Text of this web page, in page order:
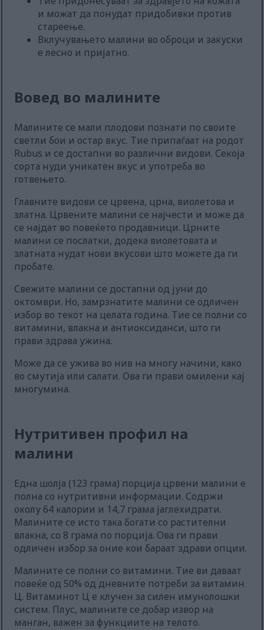
и можат да понудат придобивки против
стареење.
Вклучувањето малини во оброци и закуски
е лесно и пријатно.
Вовед во малините
Малините се мали плодови познати по своите
светли бои и остар вкус. Тие припаѓаат на родот
Rubus и се достапни во различни видови. Секоја
сорта нуди уникатен вкус и употреба во
готвењето.
Главните видови се црвена, црна, виолетова и
златна. Црвените малини се најчести и може да
се најдат во повеќето продавници. Црните
малини се послатки, додека виолетовата и
златната нудат нови вкусови што можете да ги
пробате.
Свежите малини се достапни од јуни до
октомври. Но, замрзнатите малини се одличен
избор во текот на целата година. Тие се полни со
витамини, влакна и антиоксиданси, што ги
прави здрава ужина.
Може да се ужива во нив на многу начини, како
во смутија или салати. Ова ги прави омилени кај
многумина.
Нутритивен профил на
малини
Една шолја (123 грама) порција црвени малини е
полна со нутритивни информации. Содржи
околу 64 калории и 14,7 грама јаглехидрати.
Малините се исто така богати со растителни
влакна, со 8 грама по порција. Ова ги прави
одличен избор за оние кои бараат здрави опции.
Малините се полни со витамини. Тие ви даваат
повеќе од 50% од дневните потреби за витамин
Ц. Витаминот Ц е клучен за силен имунолошки
систем. Плус, малините се добар извор на
манган, важен за функциите на телото.